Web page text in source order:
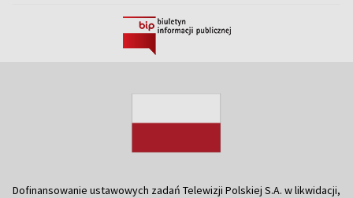
Dofinansowanie ustawowych zadań Telewizji Polskiej S.A. w likwidacji,